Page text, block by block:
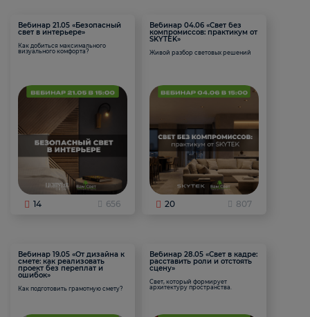
Вебинар 21.05 «Безопасный
свет в интерьере»
Как добиться максимального
визуального комфорта?
14 656
Вебинар 04.06 «Свет без
компромиссов: практикум от
SKYTEK»
Живой разбор световых решений
20 807
Вебинар 19.05 «От дизайна к
смете: как реализовать
проект без переплат и
ошибок»
Как подготовить грамотную смету?
Вебинар 28.05 «Свет в кадре:
расставить роли и отстоять
сцену»
Свет, который формирует
архитектуру пространства.